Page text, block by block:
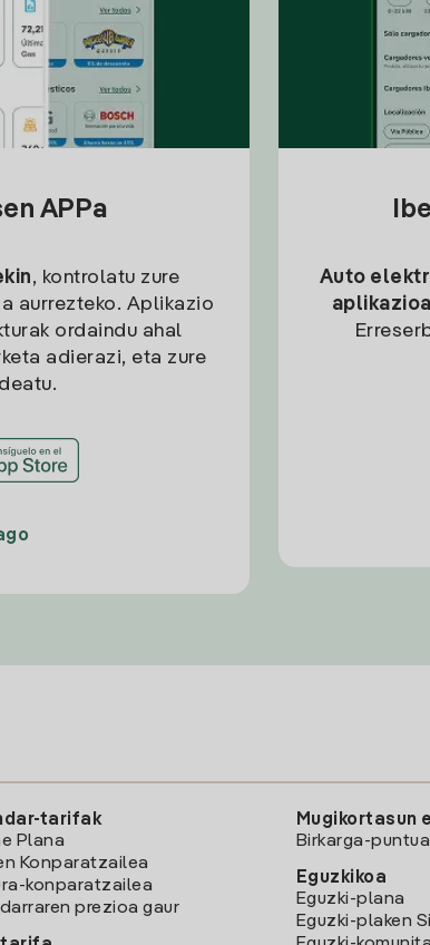
APPa
, kontrolatu zure
aurrezteko. Aplikazio
ordaindu ahal
adierazi, eta zure
Auto
tarifak
Plana
Konparatzailea
konparatzailea
prezioa gaur
Mugikortasun
Birkarga-
Eguzkikoa
Eguzki-plana
Eguzki-plaken